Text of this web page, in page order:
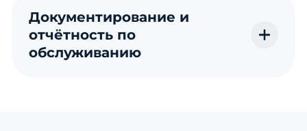
Документирование и
отчётность по
обслуживанию